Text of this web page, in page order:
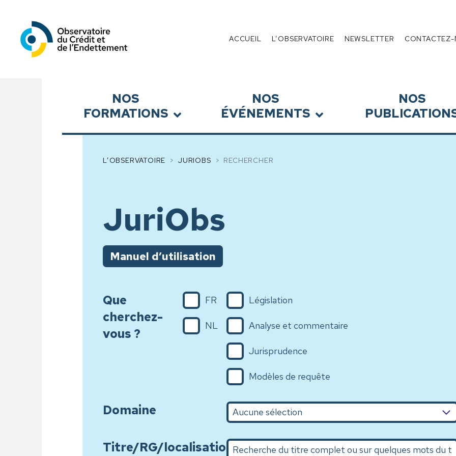
Observatoire du Crédit et de l’Endettement
Menu
ACCUEIL L’OBSERVATOIRE NEWSLETTER
NOS
FORMATIONS
NOS
ÉVÉNEMENTS
NOS
L’OBSERVATOIRE JURIOBS RECHERCHER
JuriObs
Manuel d’utilisation
Que
cherchez-
vous ?
FR
NL
Législation
Analyse et commentaire
Jurisprudence
Modèles de requête
Domaine
Titre/RG/localisationRecherche du titre complet ou sur quelques mots du